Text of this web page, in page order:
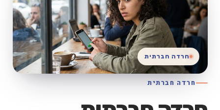
חרדה חברתית
חרדה חברתית